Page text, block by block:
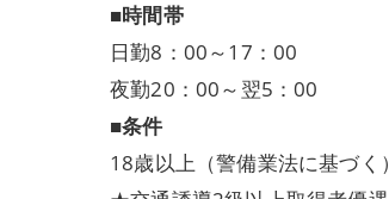
■時間帯
日勤8：00～17：00
夜勤20：00～翌5：00
■条件
18歳以上（警備業法に基づく）